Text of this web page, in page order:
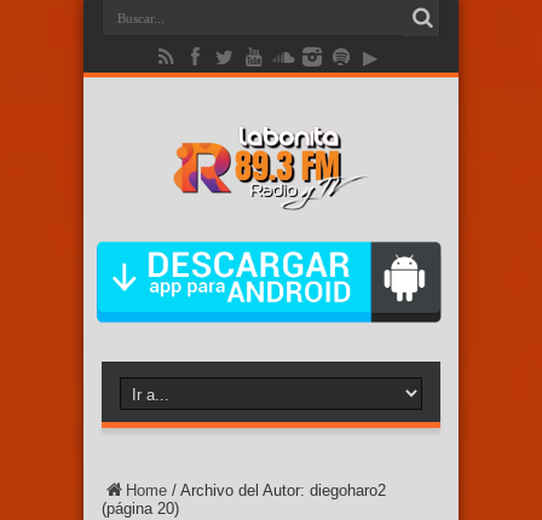
Home / Archivo del Autor: diegoharo2
(página 20)